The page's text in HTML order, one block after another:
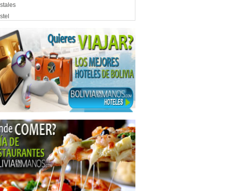
de Convenciones
Comida Internacional
Comida Criolla
Corporativos
Sociales
de Congresos, Seminarios
Empresariales